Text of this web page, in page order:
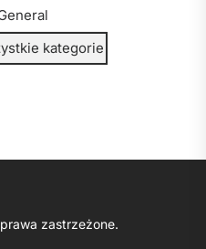
kategorie
zastrzeżone.